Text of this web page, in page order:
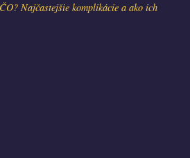
Najčastejšie komplikácie a ako ich